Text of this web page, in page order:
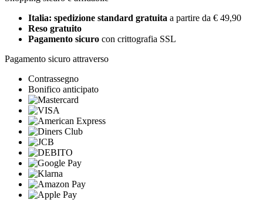
Italia: spedizione standard gratuita a partire da € 49,90
Reso gratuito
Pagamento sicuro con crittografia SSL
Pagamento sicuro attraverso
Contrassegno
Bonifico anticipato